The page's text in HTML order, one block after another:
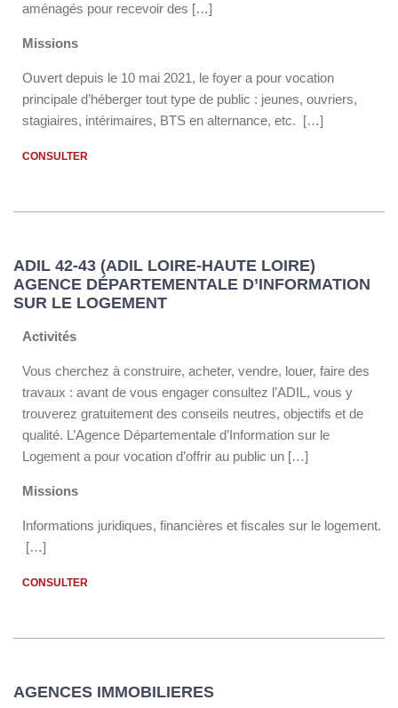
aménagés pour recevoir des […]
Missions
Ouvert depuis le 10 mai 2021, le foyer a pour vocation
principale d’héberger tout type de public : jeunes, ouvriers,
stagiaires, intérimaires, BTS en alternance, etc. […]
CONSULTER
ADIL 42-43 (ADIL LOIRE-HAUTE LOIRE)
AGENCE DÉPARTEMENTALE D’INFORMATION
SUR LE LOGEMENT
Activités
Vous cherchez à construire, acheter, vendre, louer, faire des
travaux : avant de vous engager consultez l’ADIL, vous y
trouverez gratuitement des conseils neutres, objectifs et de
qualité. L’Agence Départementale d’Information sur le
Logement a pour vocation d’offrir au public un […]
Missions
Informations juridiques, financières et fiscales sur le logement.
[…]
CONSULTER
AGENCES IMMOBILIERES